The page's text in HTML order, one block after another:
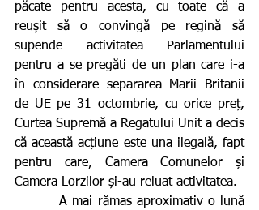
păcate pentru acesta, cu toate că a
reușit să o convingă pe regină să
supende activitatea Parlamentului
pentru a se pregăti de un plan care i-a
în considerare separarea Marii Britanii
de UE pe 31 octombrie, cu orice preț,
Curtea Supremă a Regatului Unit a decis
că această acțiune este una ilegală, fapt
pentru care, Camera Comunelor și
Camera Lorzilor și-au reluat activitatea.
         A mai rămas aproximativ o lună